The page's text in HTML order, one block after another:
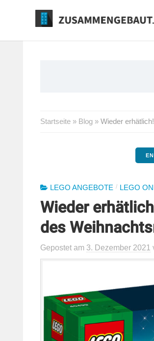
Startseite » Blog » Wieder
LEGO ANGEBOTE / LEGO
Wieder
des
Gepostet am 3. Dezember 2021